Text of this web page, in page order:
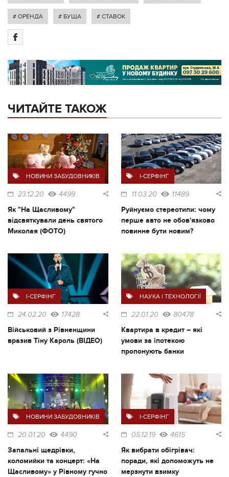
# ОРЕНДА # БУЩА # СТАВОК
ЧИТАЙТЕ ТАКОЖ
НОВИНИ ЗАБУДОВНИКІВ
23.12.20 4499
Як "На Щасливому"
відсвяткували день святого
Миколая (ФОТО)
I-СЕРФІНГ
11.03.20 11489
Руйнуємо стереотипи: чому
перше авто не обов'язково
повинне бути новим?
I-СЕРФІНГ
24.02.20 17428
Військовий з Рівненщини
вразив Тіну Кароль (ВІДЕО)
НАУКА І ТЕХНОЛОГІЇ
22.01.20 80478
Квартира в кредит – які
умови за іпотекою
пропонують банки
НОВИНИ ЗАБУДОВНИКІВ
20.01.20 4490
Запальні щедрівки,
коломийки та концерт: «На
Щасливому» у Рівному гучно
I-СЕРФІНГ
05.12.19 4615
Як вибрати обігрівач:
поради, які допоможуть не
мерзнути взимку